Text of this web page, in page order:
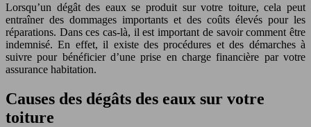
Lorsqu’un dégât des eaux se produit sur votre toiture, cela peut
entraîner des dommages importants et des coûts élevés pour les
réparations. Dans ces cas-là, il est important de savoir comment être
indemnisé. En effet, il existe des procédures et des démarches à
suivre pour bénéficier d’une prise en charge financière par votre
assurance habitation.
Causes des dégâts des eaux sur votre
toiture